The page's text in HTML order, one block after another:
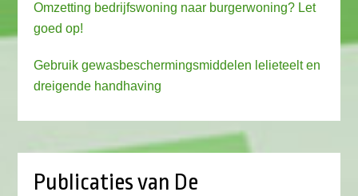
Omzetting bedrijfswoning naar burgerwoning? Let
goed op!
Gebruik gewasbeschermingsmiddelen lelieteelt en
dreigende handhaving
Publicaties van De